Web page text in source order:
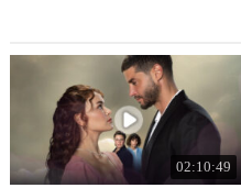
02:10:49